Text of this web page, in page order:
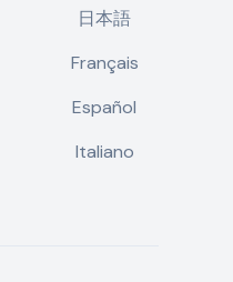
日本語
Français
Español
Italiano